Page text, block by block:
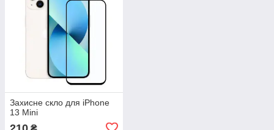
Захисне скло для iPhone
13 Mini